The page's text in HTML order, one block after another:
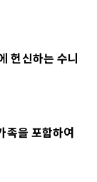
헌신하는 수니
족을 포함하여